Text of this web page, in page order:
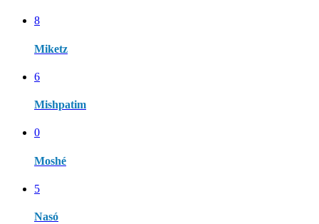
8
Miketz
6
Mishpatim
0
Moshé
5
Nasó